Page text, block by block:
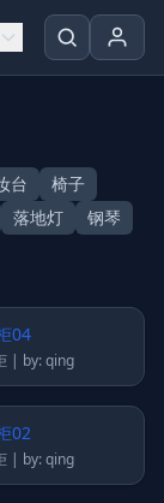
台
椅子
落地灯
钢琴
04
分类：电视柜 | by: qing
02
分类：电视柜 | by: qing